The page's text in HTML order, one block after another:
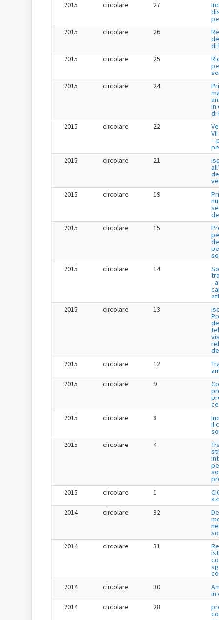
2015
circolare 27
2015
circolare 26
di
2015
circolare 25
2015
circolare 24
in
di
2015
circolare 22
–
2015
circolare 21
2015
circolare 19
2015
circolare 15
2015
circolare 14
-
2015
circolare 13
2015
circolare 12
2015
circolare 9
2015
circolare 8
il
2015
circolare 4
2015
circolare 1
2014
circolare 32
2014
circolare 31
2014
circolare 30
in
2014
circolare 28